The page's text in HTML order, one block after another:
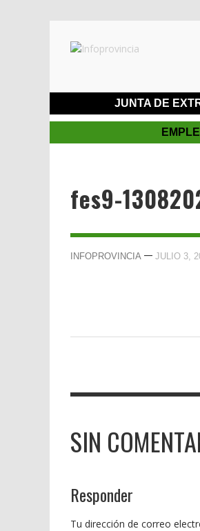
JUNTA DE
fes9-
INFOPROVINCIA — JULIO 3,
SIN
Responder
Tu dirección de correo